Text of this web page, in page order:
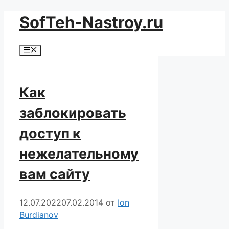
jojobetjojobetjojobet Dizipal marsbahis
ПерейтиSofTeh-Nastroy.ru
Меню
Как
заблокировать
доступ к
нежелательному
вам сайту
12.07.202207.02.2014 от Ion
Burdianov